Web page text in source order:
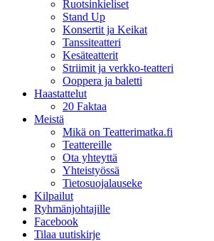
Ruotsinkieliset
Stand Up
Konsertit ja Keikat
Tanssiteatteri
Kesäteatterit
Striimit ja verkko-teatteri
Ooppera ja baletti
Haastattelut
20 Faktaa
Meistä
Mikä on Teatterimatka.fi
Teattereille
Ota yhteyttä
Yhteistyössä
Tietosuojalauseke
Kilpailut
Ryhmänjohtajille
Facebook
Tilaa uutiskirje